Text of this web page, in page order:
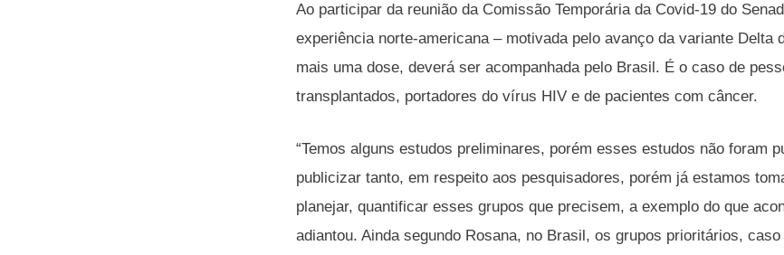
p
p
o
o
k
m n
k
Ao participar da reunião da Comissão Temporária da Covid-19 do
experiência norte-americana – motivada pelo avanço da variante
mais uma dose, deverá ser acompanhada pelo Brasil. É o caso de
transplantados, portadores do vírus HIV e de pacientes com câncer.
“Temos alguns estudos preliminares, porém esses estudos não foram
publicizar tanto, em respeito aos pesquisadores, porém já estamos
planejar, quantificar esses grupos que precisem, a exemplo do que
adiantou. Ainda segundo Rosana, no Brasil, os grupos prioritários,